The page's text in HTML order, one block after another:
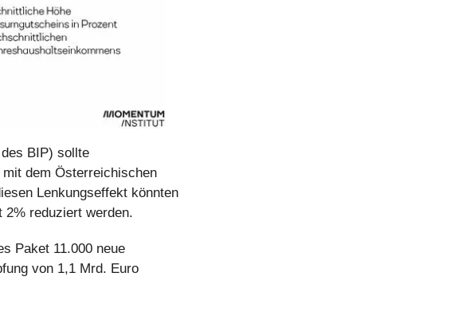
BIP) sollte
dem Österreichischen
Lenkungseffekt könnten
reduziert werden.
Paket 11.000 neue
von 1,1 Mrd. Euro